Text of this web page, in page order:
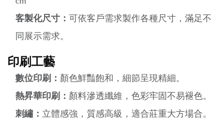
客製化尺寸： 可依客戶需求製作各種尺寸，滿足不
同展示需求。
印刷工藝
數位印刷： 顏色鮮豔飽和，細節呈現精細。
熱昇華印刷： 顏料滲透纖維，色彩牢固不易褪色。
刺繡： 立體感強，質感高級，適合莊重大方場合。